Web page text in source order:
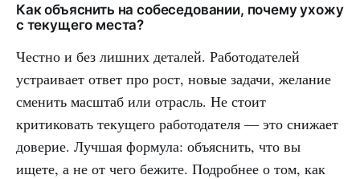
Как объяснить на собеседовании, почему ухожу
с текущего места?
Честно и без лишних деталей. Работодателей
устраивает ответ про рост, новые задачи, желание
сменить масштаб или отрасль. Не стоит
критиковать текущего работодателя — это снижает
доверие. Лучшая формула: объяснить, что вы
ищете, а не от чего бежите. Подробнее о том, как